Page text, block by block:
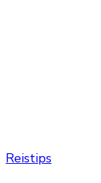
Reistips